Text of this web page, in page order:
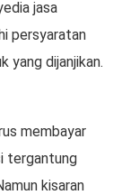
jasa
persyaratan
yang dijanjikan.
membayar
tergantung
kisaran